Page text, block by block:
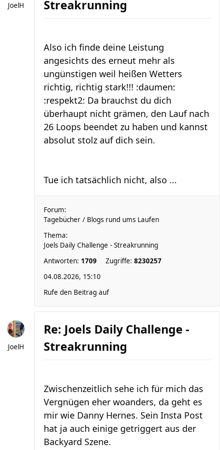
JoelH
Streakrunning
Also ich finde deine Leistung
angesichts des erneut mehr als
ungünstigen weil heißen Wetters
richtig, richtig stark!!! :daumen:
:respekt2: Da brauchst du dich
überhaupt nicht grämen, den Lauf nach
26 Loops beendet zu haben und kannst
absolut stolz auf dich sein.
Tue ich tatsächlich nicht, also ...
Forum:
Tagebücher / Blogs rund ums Laufen
Thema:
Joels Daily Challenge - Streakrunning
Antworten: 1709 Zugriffe: 8230257
04.08.2026, 15:10
Rufe den Beitrag auf
JoelH
Re: Joels Daily Challenge -
Streakrunning
Zwischenzeitlich sehe ich für mich das
Vergnügen eher woanders, da geht es
mir wie Danny Hernes. Sein Insta Post
hat ja auch einige getriggert aus der
Backyard Szene.